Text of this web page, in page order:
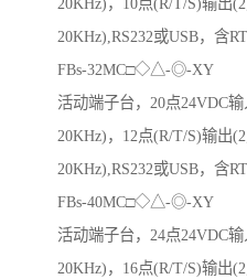
20KHz)，10点(R/T/S)输出
20KHz),RS232或USB，含
FBs-32MC□◇△-◎-XY
活动端子台，20点24VDC
20KHz)，12点(R/T/S)输出
20KHz),RS232或USB，含
FBs-40MC□◇△-◎-XY
活动端子台，24点24VDC
20KHz)，16点(R/T/S)输出